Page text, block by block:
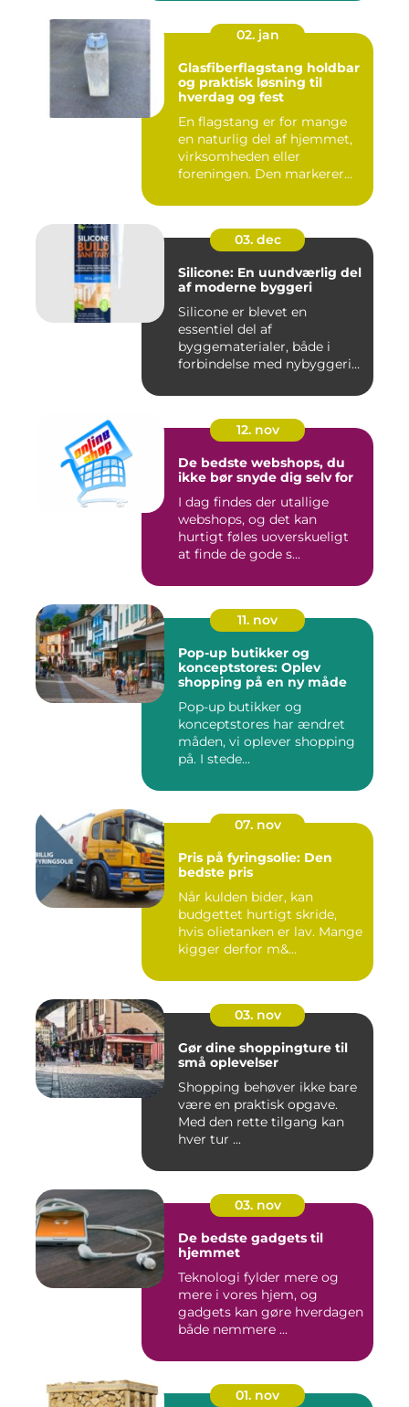
02. jan
Glasfiberflagstang holdbar
og praktisk løsning til
hverdag og fest
En flagstang er for mange
en naturlig del af hjemmet,
virksomheden eller
foreningen. Den markerer
03. dec
Silicone: En uundværlig del
af moderne byggeri
Silicone er blevet en
essentiel del af
byggematerialer, både i
forbindelse med nybyggeri
12. nov
De bedste webshops, du
ikke bør snyde dig selv for
I dag findes der utallige
webshops, og det kan
hurtigt føles uoverskueligt
at finde de gode s...
11. nov
Pop-up butikker og
konceptstores: Oplev
shopping på en ny måde
Pop-up butikker og
konceptstores har ændret
måden, vi oplever shopping
på. I stede...
07. nov
Pris på fyringsolie: Den
bedste pris
Når kulden bider, kan
budgettet hurtigt skride,
hvis olietanken er lav. Mange
kigger derfor m&...
03. nov
Gør dine shoppingture til
små oplevelser
Shopping behøver ikke bare
være en praktisk opgave.
Med den rette tilgang kan
hver tur ...
03. nov
De bedste gadgets til
hjemmet
Teknologi fylder mere og
mere i vores hjem, og
gadgets kan gøre hverdagen
både nemmere ...
01. nov